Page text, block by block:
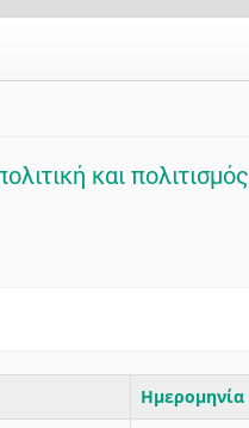
και πολιτισμός
Ημερομηνία